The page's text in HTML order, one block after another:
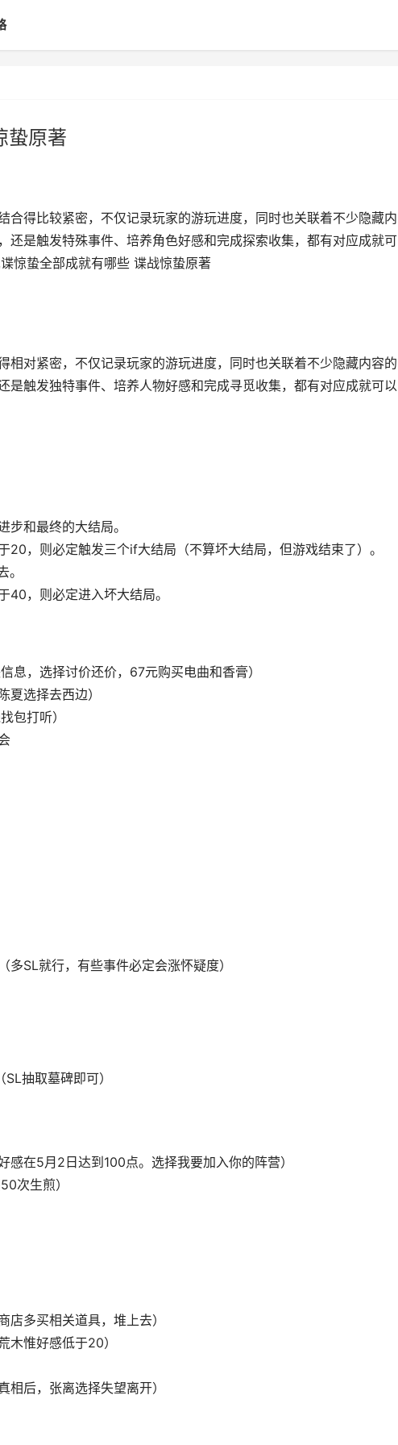
蛰原著
合得比较紧密，不仅记录玩家的游玩进度，同时也关联着不少隐藏内
还是触发特殊事件、培养角色好感和完成探索收集，都有对应成就可
惊蛰全部成就有哪些 谍战惊蛰原著
相对紧密，不仅记录玩家的游玩进度，同时也关联着不少隐藏内容的
是触发独特事件、培养人物好感和完成寻觅收集，都有对应成就可以
步和最终的大结局。
20，则必定触发三个if大结局（不算坏大结局，但游戏结束了）。
40，则必定进入坏大结局。
息，选择讨价还价，67元购买电曲和香膏）
夏选择去西边）
包打听）
SL就行，有些事件必定会涨怀疑度）
抽取墓碑即可）
在5月2日达到100点。选择我要加入你的阵营）
次生煎）
多买相关道具，堆上去）
木惟好感低于20）
后，张离选择失望离开）